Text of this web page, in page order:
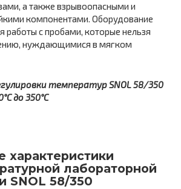
а также взрывоопасными и
компонентами. Оборудование
работы с пробами, которые нельзя
нуждающимися в мягком
температур SNOL 58/350
до 350°С
характеристики
лабораторной
SNOL 58/350